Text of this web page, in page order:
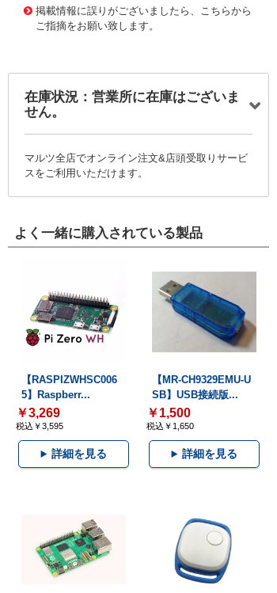
掲載情報に誤りがございましたら、こちらから
ご指摘をお願い致します。
在庫状況：営業所に在庫はございま
せん。
マルツ全店でオンライン注文&店頭受取りサービ
スをご利用いただけます。
よく一緒に購入されている製品
【RASPIZWHSC006
5】Raspberr...
￥3,269
税込￥3,595
詳細を見る
【MR-CH9329EMU-U
SB】USB接続版...
￥1,500
税込￥1,650
詳細を見る